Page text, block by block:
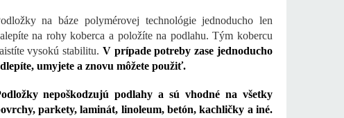
na báze polymérovej ​​technológie jednoducho len
na rohy koberca a položíte na podlahu. Tým kobercu
vysokú stabilitu. V prípade potreby zase jednoducho
umyjete a znovu môžete použiť.
nepoškodzujú podlahy a sú vhodné na všetky
parkety, laminát, linoleum, betón, kachličky a iné.